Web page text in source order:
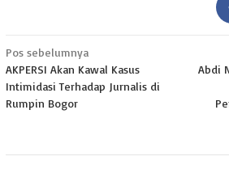
Navigasi
pos
Pos sebelumnya
AKPERSI Akan Kawal Kasus
Intimidasi Terhadap Jurnalis di
Rumpin Bogor
Abdi